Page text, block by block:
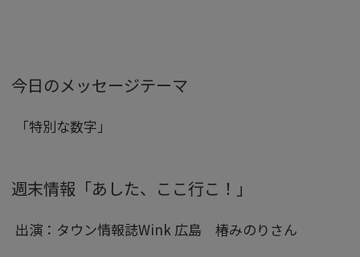
今日のメッセージテーマ
「特別な数字」
週末情報「あした、ここ行こ！」
出演：タウン情報誌Wink 広島 椿みのりさん